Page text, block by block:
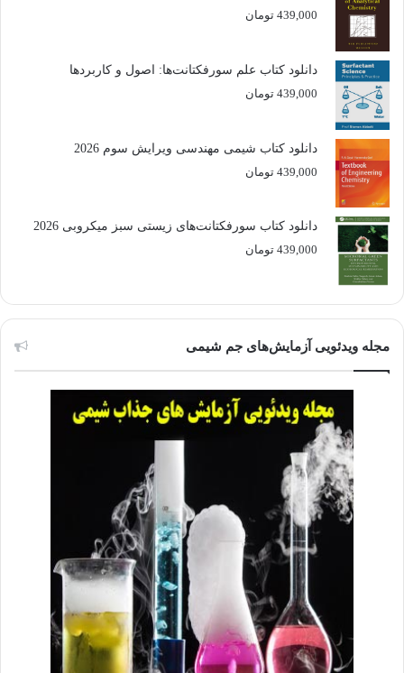
439,000 تومان
دانلود کتاب علم سورفکتانت‌ها: اصول و کاربردها
439,000 تومان
دانلود کتاب شیمی مهندسی ویرایش سوم 2026
439,000 تومان
دانلود کتاب سورفکتانت‌های زیستی سبز میکروبی 2026
439,000 تومان
مجله ویدئویی آزمایش‌های جم شیمی